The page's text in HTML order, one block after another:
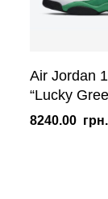
Air Jordan
“Lucky
8240.00 грн.